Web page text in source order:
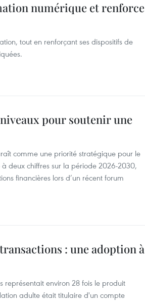
numérique et renforce
tout en renforçant ses dispositifs de
pour soutenir une
comme une priorité stratégique pour le
deux chiffres sur la période 2026-2030,
financières lors d’un récent forum
: une adoption à
représentait environ 28 fois le produit
adulte était titulaire d'un compte